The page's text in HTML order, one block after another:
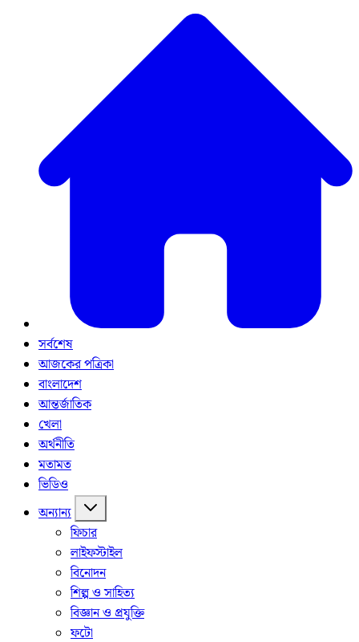
সর্বশেষ
আজকের পত্রিকা
বাংলাদেশ
আন্তর্জাতিক
খেলা
অর্থনীতি
মতামত
ভিডিও
অন্যান্য
ফিচার
লাইফস্টাইল
বিনোদন
শিল্প ও সাহিত্য
বিজ্ঞান ও প্রযুক্তি
ফটো